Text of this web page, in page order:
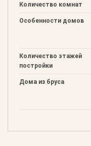
Количество комнат
Особенности домов
Количество этажей
постройки
Дома из бруса